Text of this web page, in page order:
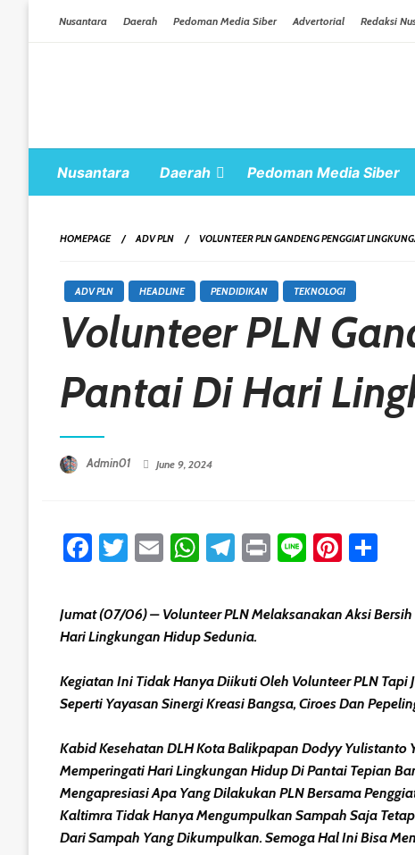
Nusantara Daerah Pedoman Media Siber Advertorial Redaksi
Nusantara Daerah Pedoman Media Siber
HOMEPAGE ADV PLN VOLUNTEER PLN GANDENG PENGGIAT
ADV PLN HEADLINE PENDIDIKAN TEKNOLOGI
Volunteer PLN
Pantai Di Hari
Admin01 June 9, 2024
Facebook
Twitter
EmailWhatsApp
Telegram
PrintLine
Jumat (07/06) – Volunteer PLN Melaksanakan Aksi
Hari Lingkungan Hidup Sedunia.
Kegiatan Ini Tidak Hanya Diikuti Oleh Volunteer PLN
Seperti Yayasan Sinergi Kreasi Bangsa, Ciroes Dan
Kabid Kesehatan DLH Kota Balikpapan Dodyy
Memperingati Hari Lingkungan Hidup Di Pantai Tepian
Mengapresiasi Apa Yang Dilakukan PLN Bersama
Kaltimra Tidak Hanya Mengumpulkan Sampah Saja
Dari Sampah Yang Dikumpulkan. Semoga Hal Ini Bisa